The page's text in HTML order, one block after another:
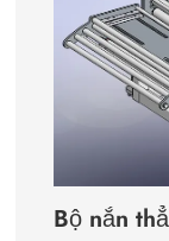
Bộ nắn